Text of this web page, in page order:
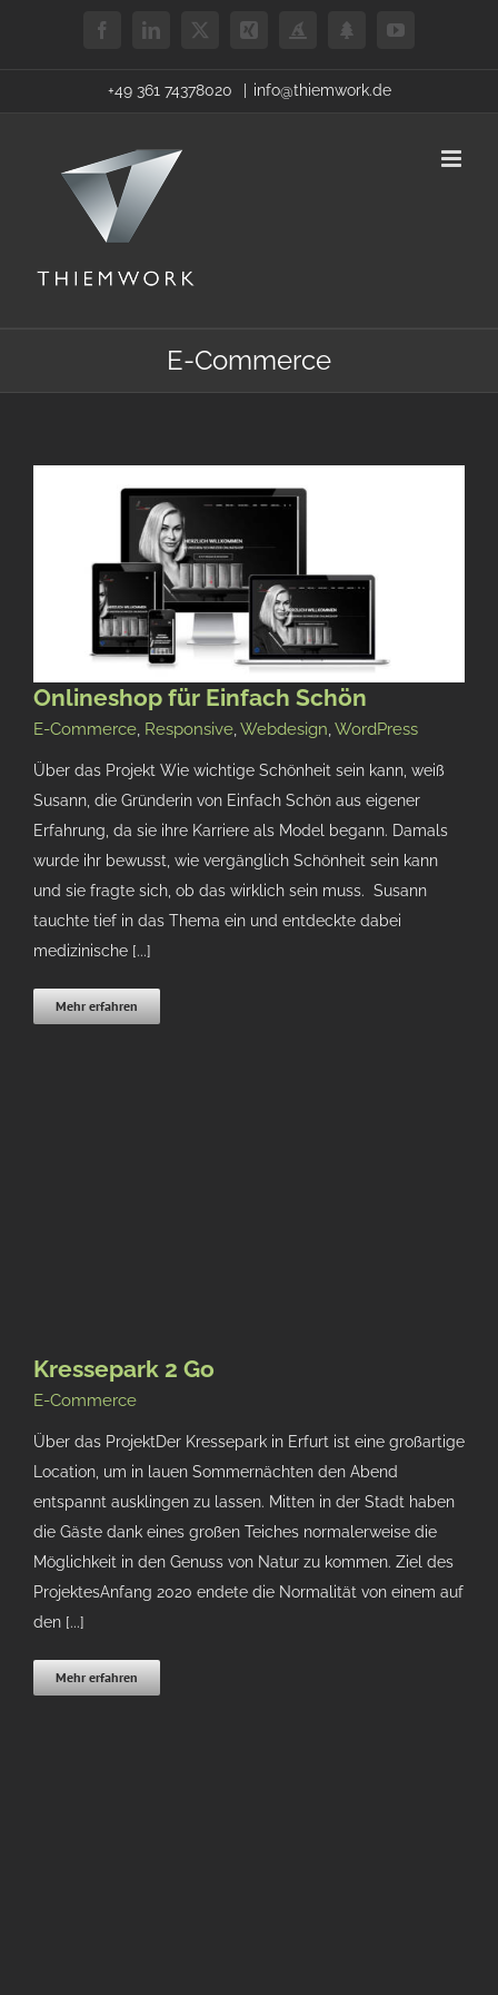
FacebookLinkedIn
X Xing Benutzerdefiniert
Benutzerdefiniert
YouTube
+49 361 74378020 info@thiemwork.de
E-Commerce
Onlineshop für Einfach Schön
E-Commerce, Responsive,Webdesign,WordPress
Über das Projekt Wie wichtige Schönheit sein kann, weiß
Susann, die Gründerin von Einfach Schön aus eigener
Erfahrung, da sie ihre Karriere als Model begann. Damals
wurde ihr bewusst, wie vergänglich Schönheit sein kann
und sie fragte sich, ob das wirklich sein muss. Susann
tauchte tief in das Thema ein und entdeckte dabei
medizinische [...]
Mehr erfahren
Kressepark 2 Go
E-Commerce
Über das ProjektDer Kressepark in Erfurt ist eine großartige
Location, um in lauen Sommernächten den Abend
entspannt ausklingen zu lassen. Mitten in der Stadt haben
die Gäste dank eines großen Teiches normalerweise die
Möglichkeit in den Genuss von Natur zu kommen. Ziel des
ProjektesAnfang 2020 endete die Normalität von einem auf
den [...]
Mehr erfahren